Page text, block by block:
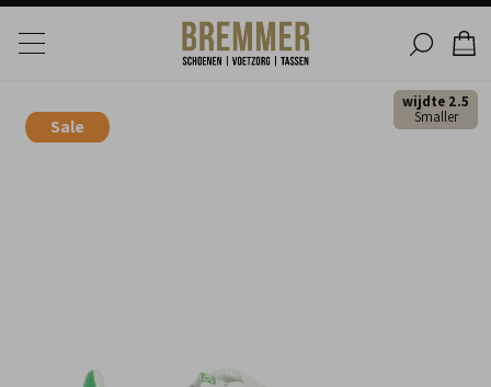
Sale
wijdte 2.5
Smaller